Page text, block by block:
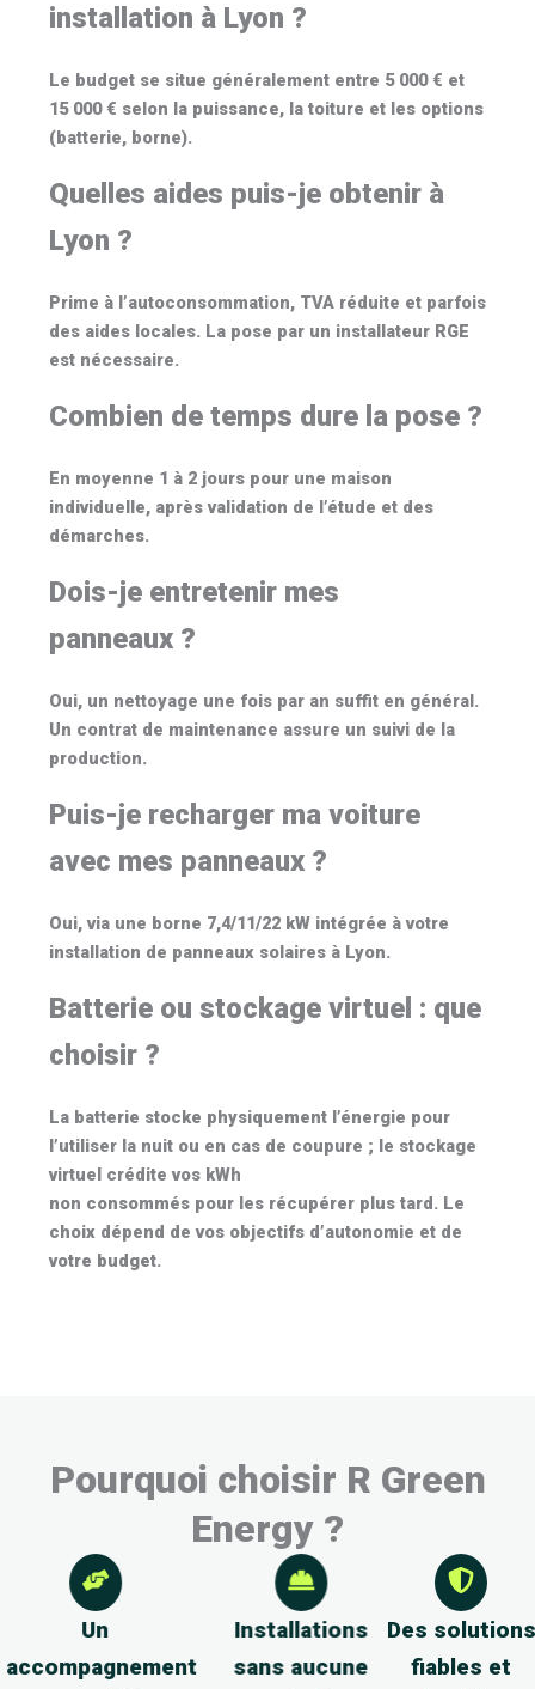
installation à Lyon ?
Le budget se situe généralement entre 5 000 € et
15 000 € selon la puissance, la toiture et les options
(batterie, borne).
Quelles aides puis-je obtenir à
Lyon ?
Prime à l’autoconsommation, TVA réduite et parfois
des aides locales. La pose par un installateur RGE
est nécessaire.
Combien de temps dure la pose ?
En moyenne 1 à 2 jourspour une maison
individuelle, après validation de l’étude et des
démarches.
Dois-je entretenir mes
panneaux ?
Oui, un nettoyage une fois par an suffit en général.
Un contrat de maintenance assure un suivi de la
production.
Puis-je recharger ma voiture
avec mes panneaux ?
Oui, via une borne 7,4/11/22 kWintégrée à votre
installation de panneaux solaires à Lyon.
Batterie ou stockage virtuel : que
choisir ?
La batterie stocke physiquement l’énergie pour
l’utiliser la nuit ou en cas de coupure ; le stockage
virtuelcrédite vos kWh
non consommés pour les récupérer plus tard. Le
choix dépend de vos objectifs d’autonomie et de
votre budget.
Pourquoi choisir R Green
Energy ?
Un
accompagnement
Installations
sans aucune
Des solutions
fiables et